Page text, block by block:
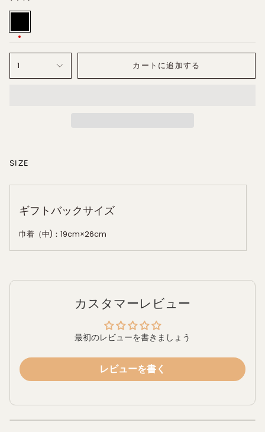
ラ
ッ
ク
1 カートに追加する
SIZE
ギフトバックサイズ
巾着（中)：19cm×26cm
カスタマーレビュー
最初のレビューを書きましょう
レビューを書く